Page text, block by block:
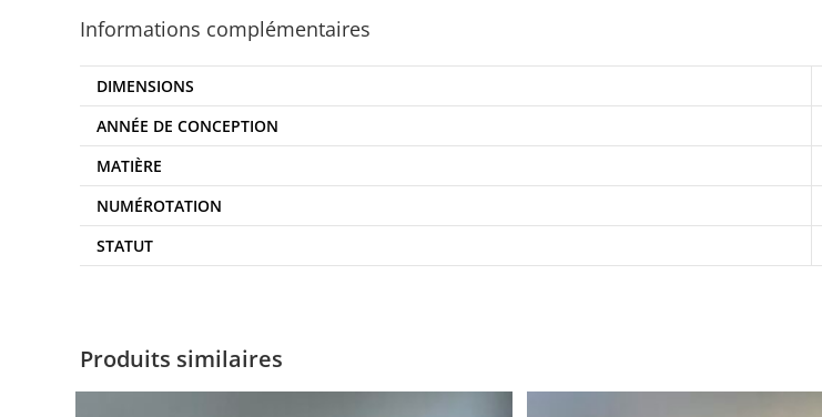
Informations complémentaires
DIMENSIONS
ANNÉE DE CONCEPTION
MATIÈRE
NUMÉROTATION
STATUT
Produits similaires